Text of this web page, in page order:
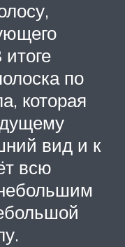
по
которая
вид и к
всю